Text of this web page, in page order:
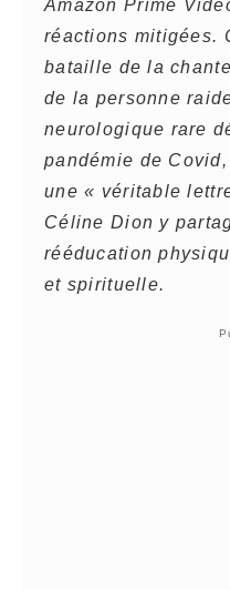
Amazon Prime
réactions mitigées.
bataille de la
de la personne
neurologique rare
pandémie de
une « véritable
Céline Dion y
rééducation
et spirituelle.